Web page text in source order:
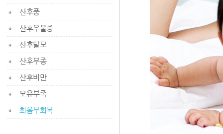
산후풍
산후우울증
산후탈모
산후부종
산후비만
모유부족
회음부회복